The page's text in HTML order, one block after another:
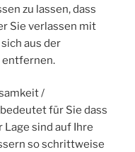
zu lassen, dass
Sie verlassen mit
aus der
entfernen.
/
für Sie dass
Lage sind auf Ihre
so schrittweise